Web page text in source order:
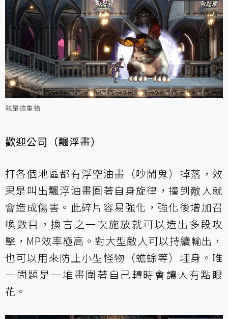
就是這隻貓
歡迎公司（飄浮畫）
打各個地區都有浮空油畫（吵鬧鬼）掉落，效
果是叫出飄浮油畫圍著自身旋律，撞到敵人就
會造成傷害。此碎片容易強化，強化後增加召
喚數目，換言之一次施放就可以造出多段攻
擊，MP效率極高。對大型敵人可以持續輸出，
也可以用來防止小型怪物（蟾蜍等）埋身。唯
一問題是一堆畫圍著自己轉時會讓人有點眼
花。